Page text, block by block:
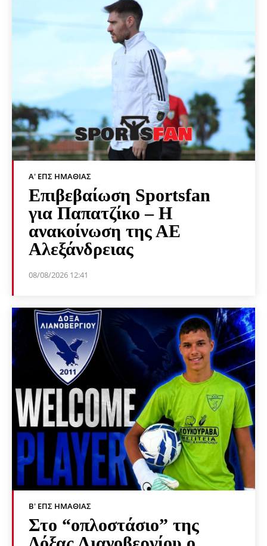
Α' ΕΠΣ ΗΜΑΘΊΑΣ
Επιβεβαίωση Sportsfan
για Παπατζίκο – Η
ανακοίνωση της ΑΕ
Αλεξάνδρειας
08/08/2026 12:41
Β' ΕΠΣ ΗΜΑΘΊΑΣ
Στο “οπλοστάσιο” της